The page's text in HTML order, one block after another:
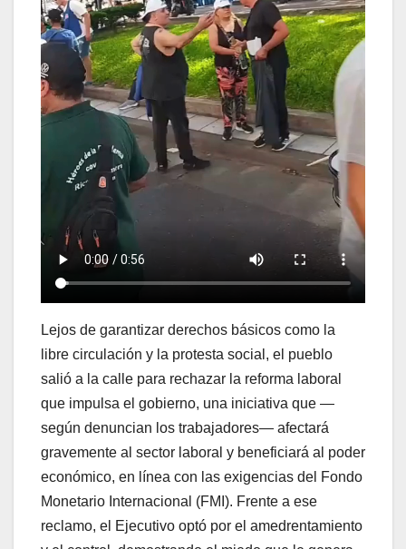
Lejos de garantizar derechos básicos como la
libre circulación y la protesta social, el pueblo
salió a la calle para rechazar la reforma laboral
que impulsa el gobierno, una iniciativa que —
según denuncian los trabajadores— afectará
gravemente al sector laboral y beneficiará al poder
económico, en línea con las exigencias del Fondo
Monetario Internacional (FMI). Frente a ese
reclamo, el Ejecutivo optó por el amedrentamiento